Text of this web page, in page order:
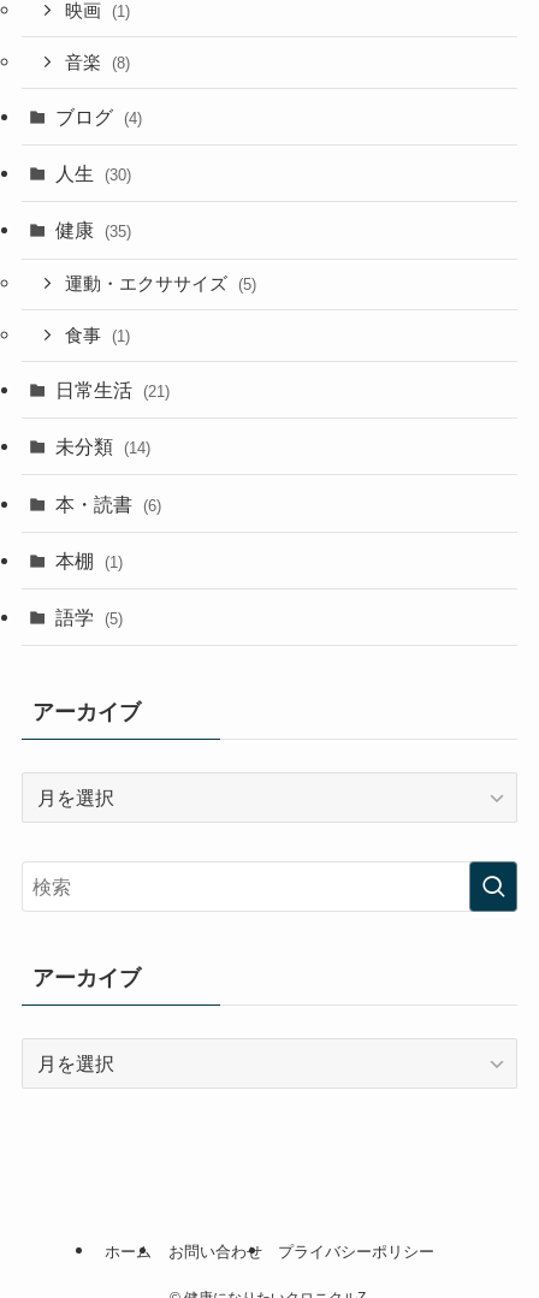
映画 (1)
音楽 (8)
ブログ (4)
人生 (30)
健康 (35)
運動・エクササイズ (5)
食事 (1)
日常生活 (21)
未分類 (14)
本・読書 (6)
本棚 (1)
語学 (5)
アーカイブ
イ
ブ
アーカイブ
ホーム お問い合わせ プライバシーポリシー